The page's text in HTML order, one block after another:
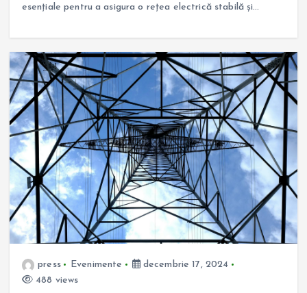
esențiale pentru a asigura o rețea electrică stabilă și…
press Evenimente
decembrie 17, 2024
488 views